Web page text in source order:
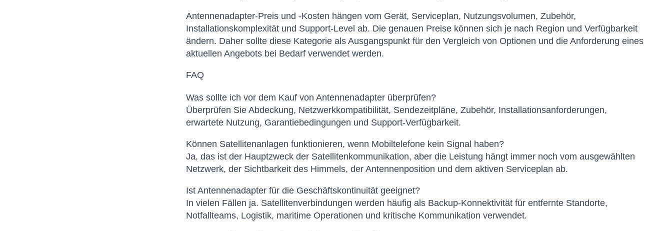
Antennenadapter-Preis und -Kosten hängen vom Gerät, Serviceplan, Nutzungsvolumen, Zubehör,
Installationskomplexität und Support-Level ab. Die genauen Preise können sich je nach Region und Verfügbarkeit
ändern. Daher sollte diese Kategorie als Ausgangspunkt für den Vergleich von Optionen und die Anforderung eines
aktuellen Angebots bei Bedarf verwendet werden.
FAQ
Was sollte ich vor dem Kauf von Antennenadapter überprüfen?
Überprüfen Sie Abdeckung, Netzwerkkompatibilität, Sendezeitpläne, Zubehör, Installationsanforderungen,
erwartete Nutzung, Garantiebedingungen und Support-Verfügbarkeit.
Können Satellitenanlagen funktionieren, wenn Mobiltelefone kein Signal haben?
Ja, das ist der Hauptzweck der Satellitenkommunikation, aber die Leistung hängt immer noch vom ausgewählten
Netzwerk, der Sichtbarkeit des Himmels, der Antennenposition und dem aktiven Serviceplan ab.
Ist Antennenadapter für die Geschäftskontinuität geeignet?
In vielen Fällen ja. Satellitenverbindungen werden häufig als Backup-Konnektivität für entfernte Standorte,
Notfallteams, Logistik, maritime Operationen und kritische Kommunikation verwendet.